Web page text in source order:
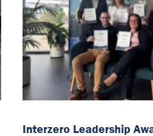
Interzero Leadership